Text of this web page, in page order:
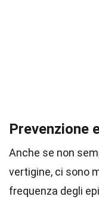
Prevenzione
Anche se non
vertigine, ci sono
frequenza degli